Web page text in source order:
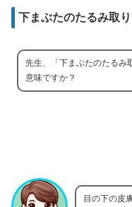
下まぶたのたるみ取
先生、「下まぶたのたるみ
意味ですか？
目の下の皮